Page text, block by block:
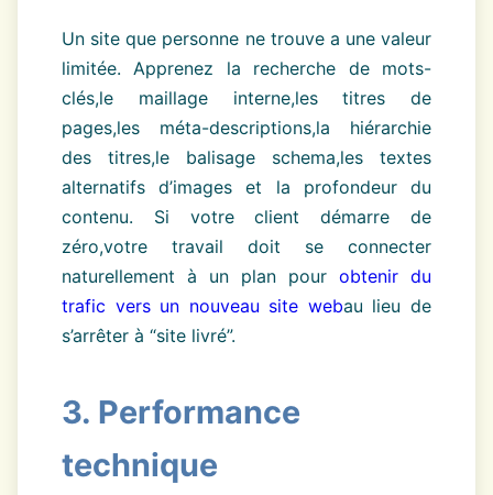
Un site que personne ne trouve a une valeur
limitée. Apprenez la recherche de mots-
clés,le maillage interne,les titres de
pages,les méta-descriptions,la hiérarchie
des titres,le balisage schema,les textes
alternatifs d’images et la profondeur du
contenu. Si votre client démarre de
zéro,votre travail doit se connecter
naturellement à un plan pour obtenir du
trafic vers un nouveau site webau lieu de
s’arrêter à “site livré”.
3. Performance
technique